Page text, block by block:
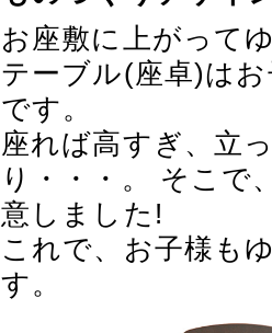
お座敷に上がって
テーブル(座卓)は
です。
座れば高すぎ、立
り・・・。 そこで
意しました!
これで、お子様も
す。